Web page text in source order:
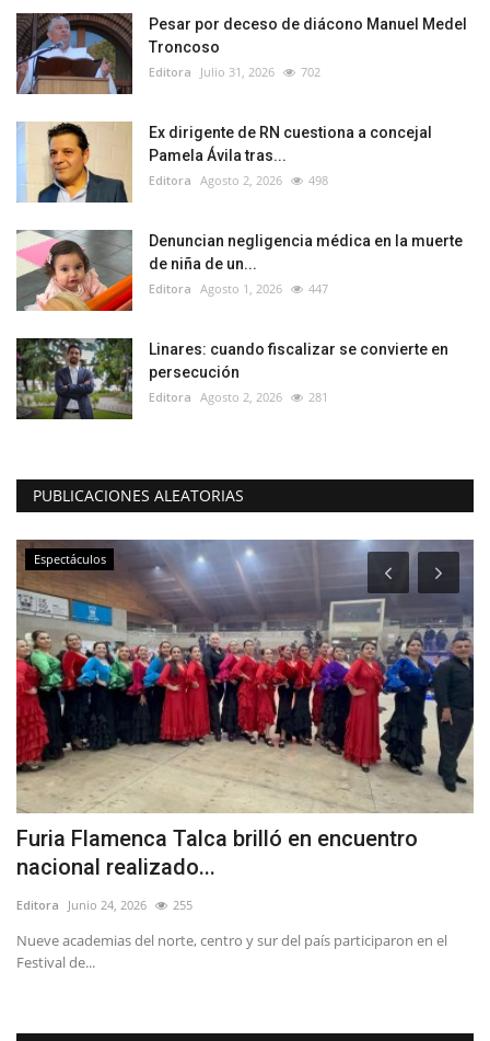
Pesar por deceso de diácono Manuel Medel
Troncoso
Editora Julio 31, 2026 702
Ex dirigente de RN cuestiona a concejal
Pamela Ávila tras...
Editora Agosto 2, 2026 498
Denuncian negligencia médica en la muerte
de niña de un...
Editora Agosto 1, 2026 447
Linares: cuando fiscalizar se convierte en
persecución
Editora Agosto 2, 2026 281
PUBLICACIONES ALEATORIAS
Espectáculos
Furia Flamenca Talca brilló en encuentro
nacional realizado...
Editora Junio 24, 2026 255
Nueve academias del norte, centro y sur del país participaron en el
Festival de...